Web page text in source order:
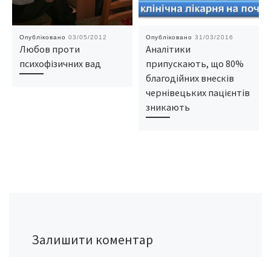
Опубліковано 03/05/2012
Любов проти
психофізичних вад
Опубліковано 31/03/2016
Аналітики
припускають, що 80%
благодійних внесків
чернівецьких пацієнтів
зникають
Залишити коментар